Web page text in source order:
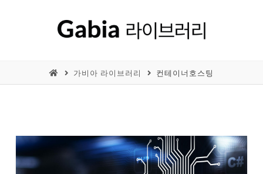
가비아 라이브러리 컨테이너호스팅